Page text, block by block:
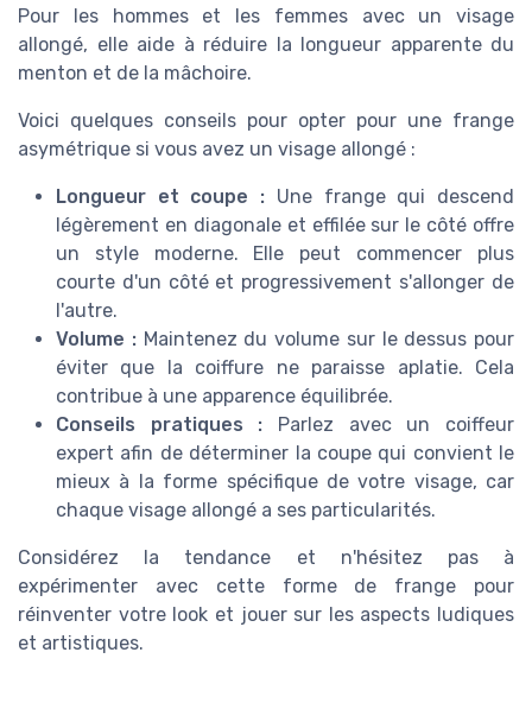
Pour les hommes et les femmes avec un visage
allongé, elle aide à réduire la longueur apparente du
menton et de la mâchoire.
Voici quelques conseils pour opter pour une frange
asymétrique si vous avez un visage allongé :
Longueur et coupe : Une frange qui descend
légèrement en diagonale et effilée sur le côté offre
un style moderne. Elle peut commencer plus
courte d'un côté et progressivement s'allonger de
l'autre.
Volume :Maintenez du volume sur le dessus pour
éviter que la coiffure ne paraisse aplatie. Cela
contribue à une apparence équilibrée.
Conseils pratiques : Parlez avec un coiffeur
expert afin de déterminer la coupe qui convient le
mieux à la forme spécifique de votre visage, car
chaque visage allongé a ses particularités.
Considérez la tendance et n'hésitez pas à
expérimenter avec cette forme de frange pour
réinventer votre look et jouer sur les aspects ludiques
et artistiques.